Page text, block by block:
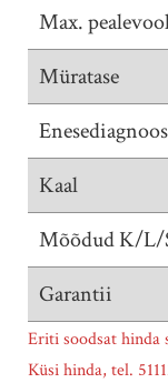
Max.
Müratase
Kaal
Mõõdud K/L/
Garantii
Eriti soodsat hinda
Küsi hinda, tel.